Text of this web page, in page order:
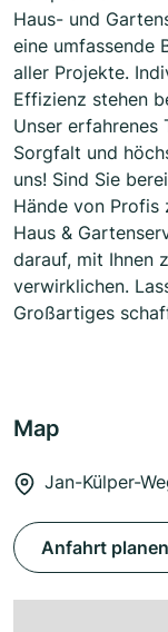
Haus- und
eine umfassende
aller Projekte.
Effizienz stehen
Unser erfahrenes
Sorgfalt und
uns! Sind Sie
Hände von Profis
Haus &
darauf, mit Ihnen
verwirklichen.
Großartiges
Map
Jan-Külper-
Anfahrt planen